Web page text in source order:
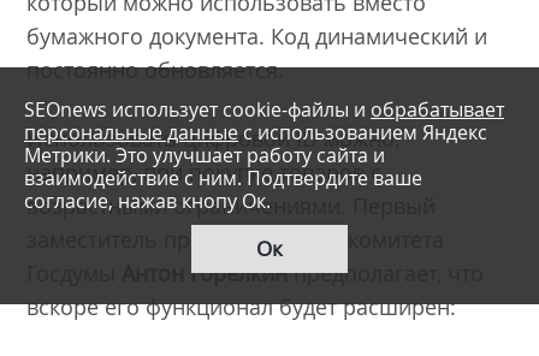
бумажного документа. Код динамический и
постоянно обновляется.
Использовать цифровой ID можно,
например, при покупке товаров с
возрастными ограничениями. Первый
заместитель председателя ИТ-комитета
Антон Горелкинпредполагает, что
вскоре его функционал будет расширен:
SEOnews использует cookie-файлы и обрабатывает
персональные данныес использованием Яндекс
Метрики. Это улучшает работу сайта и
взаимодействие с ним. Подтвердите ваше
согласие, нажав кнопу Ок.
Ок